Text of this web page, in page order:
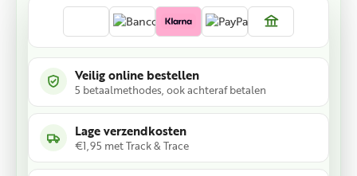
Lage verzendkosten
€1,95 met Track & Trace
Veilig online bestellen
5 betaalmethodes, ook achteraf betalen